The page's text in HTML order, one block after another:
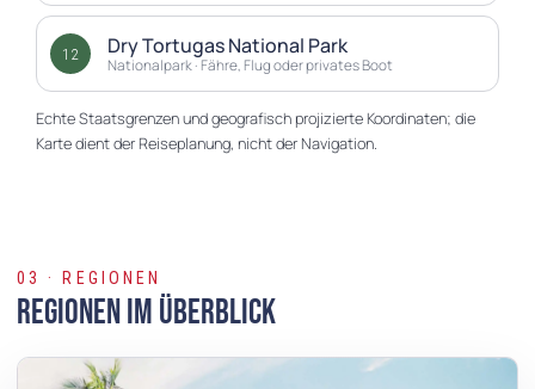
12 Dry Tortugas National Park
Nationalpark · Fähre, Flug oder privates Boot
Echte Staatsgrenzen und geografisch projizierte Koordinaten; die
Karte dient der Reiseplanung, nicht der Navigation.
03 · REGIONEN
Regionen im Überblick